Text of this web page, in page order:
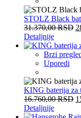
STOLZ Black
31.370,00RSD
Detaljnije
Brzi
Uporedi
KING baterija za
16.760,00RSD
Detaljnije